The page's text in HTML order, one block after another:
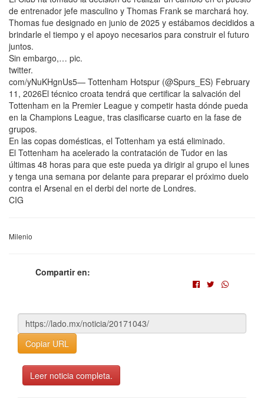
de entrenador jefe masculino y Thomas Frank se marchará hoy.
Thomas fue designado en junio de 2025 y estábamos decididos a
brindarle el tiempo y el apoyo necesarios para construir el futuro
juntos.
Sin embargo,… pic.
twitter.
com/yNuKHgnUs5— Tottenham Hotspur (@Spurs_ES) February
11, 2026El técnico croata tendrá que certificar la salvación del
Tottenham en la Premier League y competir hasta dónde pueda
en la Champions League, tras clasificarse cuarto en la fase de
grupos.
En las copas domésticas, el Tottenham ya está eliminado.
El Tottenham ha acelerado la contratación de Tudor en las
últimas 48 horas para que este pueda ya dirigir al grupo el lunes
y tenga una semana por delante para preparar el próximo duelo
contra el Arsenal en el derbi del norte de Londres.
CIG
Milenio
Compartir en:
Copiar URL
Leer noticia completa.